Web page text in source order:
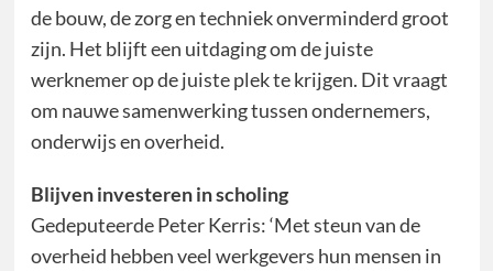
de bouw, de zorg en techniek onverminderd groot
zijn. Het blijft een uitdaging om de juiste
werknemer op de juiste plek te krijgen. Dit vraagt
om nauwe samenwerking tussen ondernemers,
onderwijs en overheid.
Blijven investeren in scholing
Gedeputeerde Peter Kerris: ‘Met steun van de
overheid hebben veel werkgevers hun mensen in